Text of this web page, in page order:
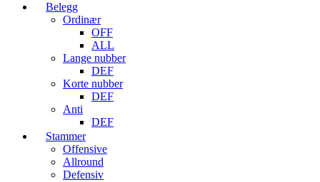
Belegg
Ordinær
OFF
ALL
Lange nubber
DEF
Korte nubber
DEF
Anti
DEF
Stammer
Offensive
Allround
Defensiv